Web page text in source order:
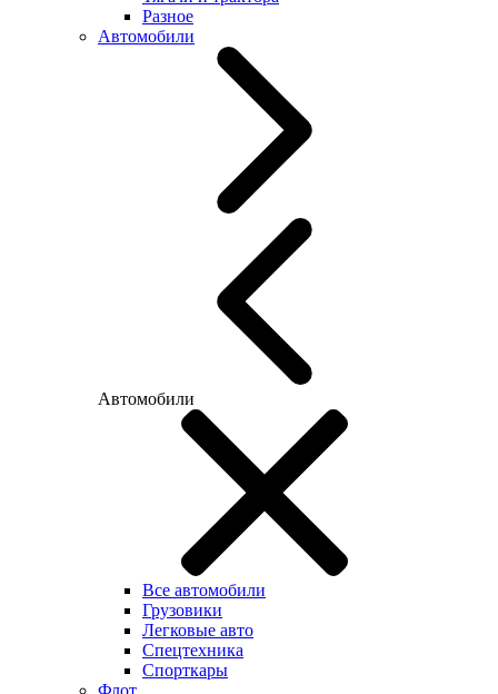
Разное
Автомобили
Автомобили
Все автомобили
Грузовики
Легковые авто
Спецтехника
Спорткары
Флот